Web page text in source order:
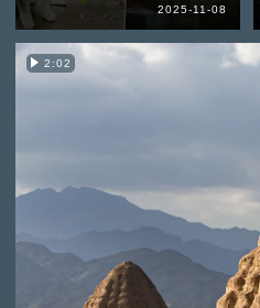
2025-11-08
2:02